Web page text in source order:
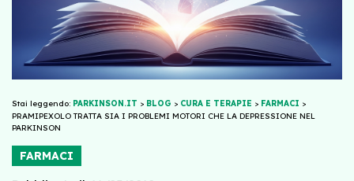
Stai leggendo: PARKINSON.IT > BLOG > CURA E TERAPIE > FARMACI >
PRAMIPEXOLO TRATTA SIA I PROBLEMI MOTORI CHE LA DEPRESSIONE NEL
PARKINSON
FARMACI